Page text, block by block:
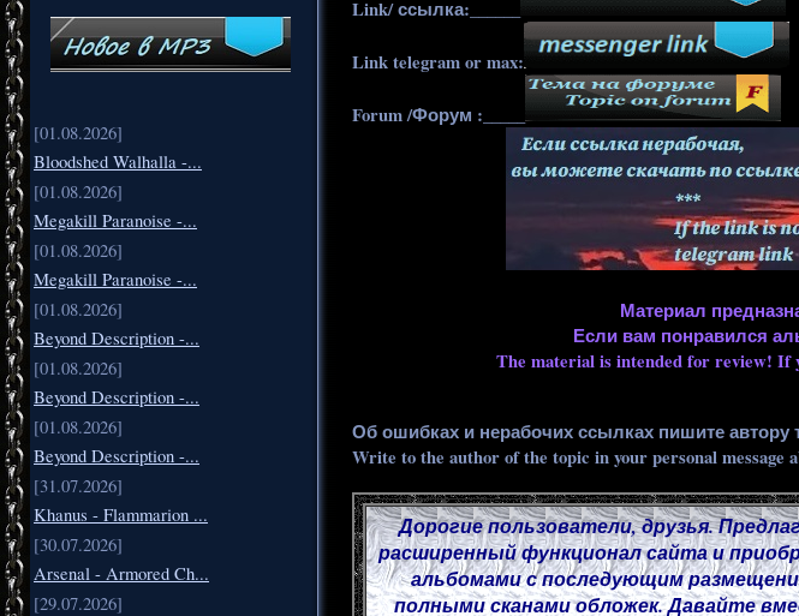
[01.08.2026]
Bloodshed Walhalla -...
[01.08.2026]
Megakill Paranoise -...
[01.08.2026]
Megakill Paranoise -...
[01.08.2026]
Beyond Description -...
[01.08.2026]
Beyond Description -...
[01.08.2026]
Beyond Description -...
[31.07.2026]
Khanus - Flammarion ...
[30.07.2026]
Arsenal - Armored Ch...
[29.07.2026]
Link/ ссылка:______
Link telegram or max:
Forum /Форум :_____
Материал
Если вам понравился
The material is intended for review! If
Об ошибках и нерабочих ссылках пишите
Write to the author of the topic in your personal message
Дорогие пользователи, друзья.
расширенный функционал сайта и
альбомами с последующим
полными сканами обложек. Давайте